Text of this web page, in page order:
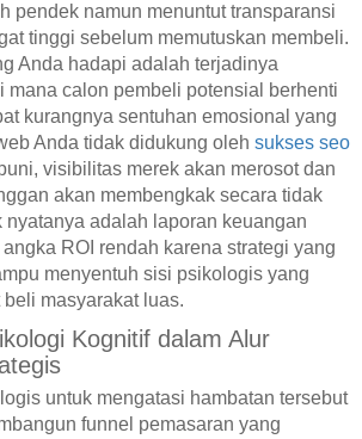
pendek namun menuntut transparansi
tinggi sebelum memutuskan membeli.
Anda hadapi adalah terjadinya
mana calon pembeli potensial berhenti
kurangnya sentuhan emosional yang
Anda tidak didukung oleh sukses seo
visibilitas merek akan merosot dan
akan membengkak secara tidak
nyatanya adalah laporan keuangan
ROI rendah karena strategi yang
menyentuh sisi psikologis yang
masyarakat luas.
Kognitif dalam Alur
untuk mengatasi hambatan tersebut
funnel pemasaran yang